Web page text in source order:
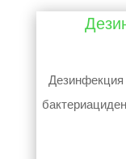
Дезинфекция